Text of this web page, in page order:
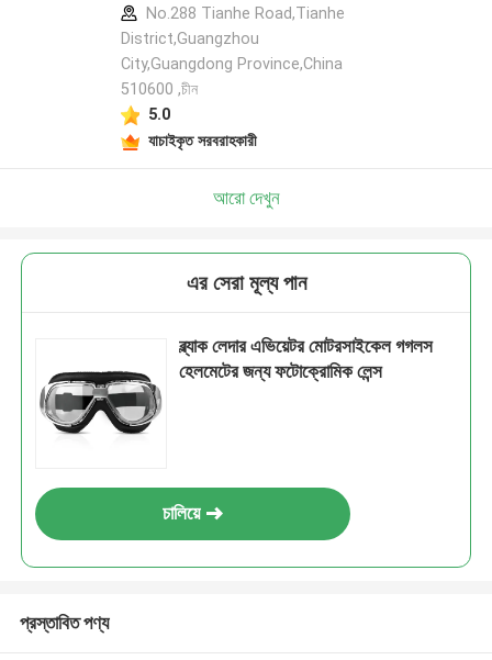
No.288 Tianhe Road,Tianhe
District,Guangzhou
City,Guangdong Province,China
510600 ,চীন
5.0
যাচাইকৃত সরবরাহকারী
আরো দেখুন
এর সেরা মূল্য পান
ব্ল্যাক লেদার এভিয়েটর মোটরসাইকেল গগলস
হেলমেটের জন্য ফটোক্রোমিক লেন্স
চালিয়ে
প্রস্তাবিত পণ্য